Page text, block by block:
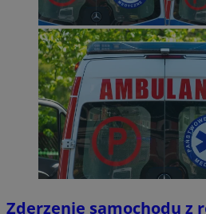
Zderzenie samochodu z